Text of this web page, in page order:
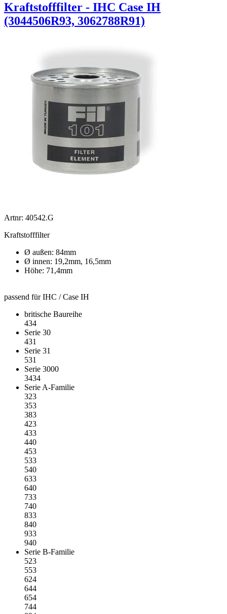
Kraftstofffilter - IHC Case IH
(3044506R93, 3062788R91)
Artnr: 40542.G
Kraftstofffilter
Ø außen: 84mm
Ø innen: 19,2mm, 16,5mm
Höhe: 71,4mm
passend für IHC / Case IH
britische Baureihe
434
Serie 30
431
Serie 31
531
Serie 3000
3434
Serie A-Familie
323
353
383
423
433
440
453
533
540
633
640
733
740
833
840
933
940
Serie B-Familie
523
553
624
644
654
744